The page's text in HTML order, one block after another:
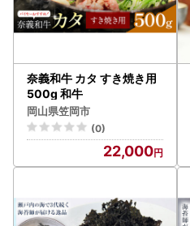
奈義和牛 カタ すき焼き用
500g 和牛
岡山県笠岡市
(0)
22,000